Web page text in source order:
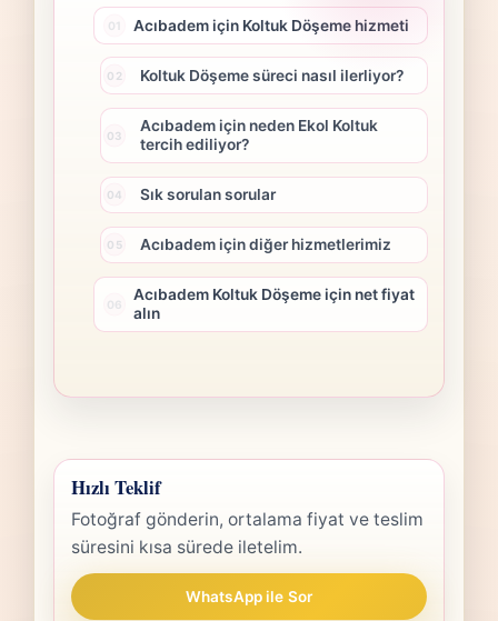
Acıbadem için Koltuk Döşeme hizmeti
Koltuk Döşeme süreci nasıl ilerliyor?
Acıbadem için neden Ekol Koltuk
tercih ediliyor?
Sık sorulan sorular
Acıbadem için diğer hizmetlerimiz
Acıbadem Koltuk Döşeme için net fiyat
alın
Hızlı Teklif
Fotoğraf gönderin, ortalama fiyat ve teslim
süresini kısa sürede iletelim.
WhatsApp ile Sor